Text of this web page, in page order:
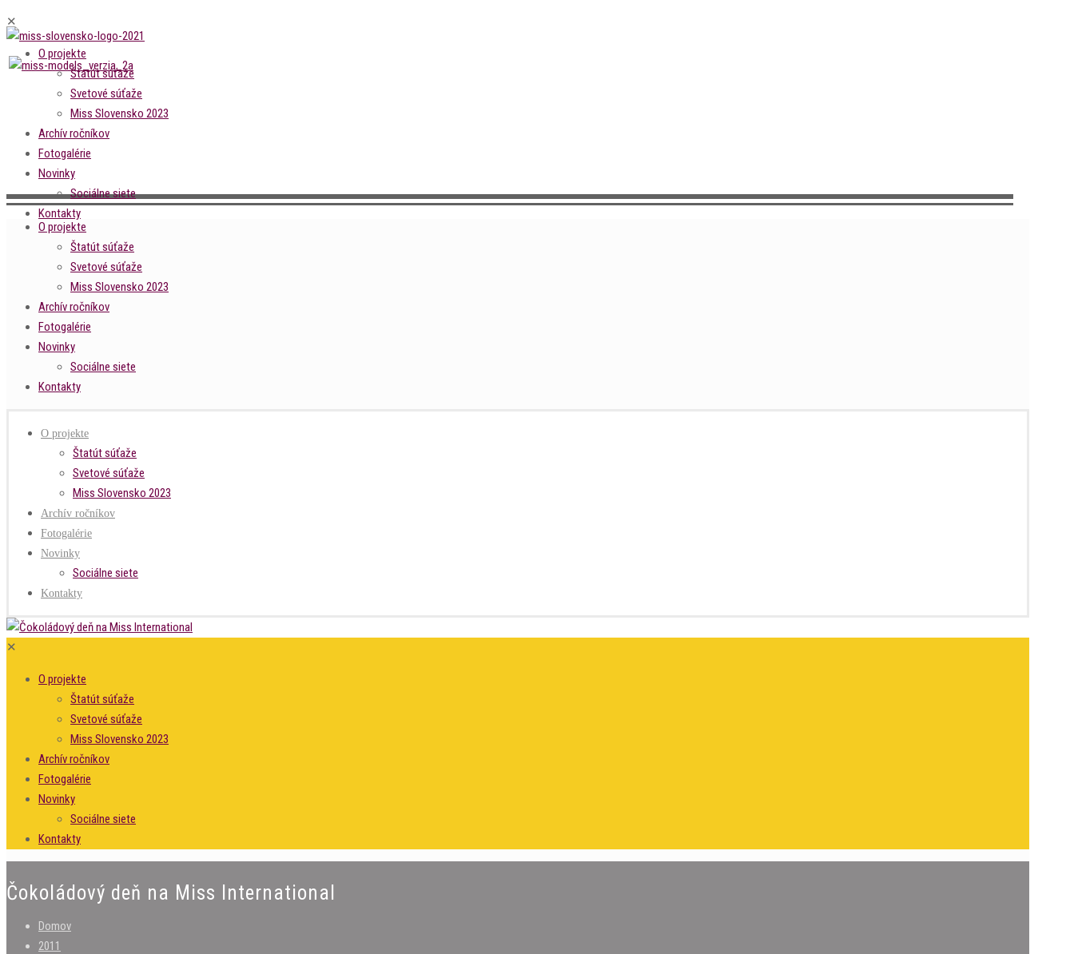
✕
O projekte
Štatút súťaže
Svetové súťaže
Miss Slovensko 2023
Archív ročníkov
Fotogalérie
Novinky
Sociálne siete
Kontakty
O projekte
Štatút súťaže
Svetové súťaže
Miss Slovensko 2023
Archív ročníkov
Fotogalérie
Novinky
Sociálne siete
Kontakty
O projekte
Štatút súťaže
Svetové súťaže
Miss Slovensko 2023
Archív ročníkov
Fotogalérie
Novinky
Sociálne siete
Kontakty
✕
O projekte
Štatút súťaže
Svetové súťaže
Miss Slovensko 2023
Archív ročníkov
Fotogalérie
Novinky
Sociálne siete
Kontakty
Čokoládový deň na Miss International
Domov
2011